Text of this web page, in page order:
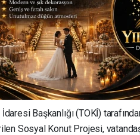
Başkanlığı (TOKİ)
Sosyal Konut Projesi,